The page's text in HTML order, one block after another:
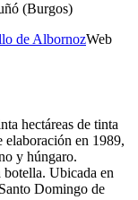
(Burgos)
de AlbornozWeb
hectáreas de tinta
elaboración en 1989,
y húngaro.
botella. Ubicada en
Domingo de